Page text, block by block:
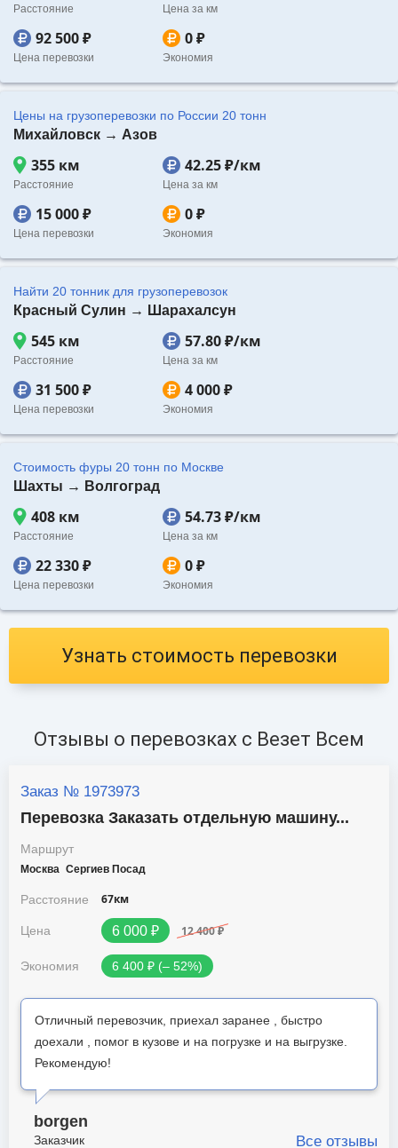
Расстояние Цена за км
92 500 ₽
Цена перевозки
0 ₽
Экономия
Цены на грузоперевозки по России 20 тонн
Михайловск → Азов
355 км
Расстояние
42.25 ₽/км
Цена за км
15 000 ₽
Цена перевозки
0 ₽
Экономия
Найти 20 тонник для грузоперевозок
Красный Сулин → Шарахалсун
545 км
Расстояние
57.80 ₽/км
Цена за км
31 500 ₽
Цена перевозки
4 000 ₽
Экономия
Стоимость фуры 20 тонн по Москве
Шахты → Волгоград
408 км
Расстояние
54.73 ₽/км
Цена за км
22 330 ₽
Цена перевозки
0 ₽
Экономия
Узнать стоимость перевозки
Отзывы о перевозках c Везет Всем
Заказ № 1973973
Перевозка Заказать отдельную машину...
Маршрут
Москва Сергиев Посад
Расстояние 67км
Цена 6 000 ₽ 12 400 ₽
Экономия 6 400 ₽ (‒ 52%)
Отличный перевозчик, приехал заранее , быстро
доехали , помог в кузове и на погрузке и на выгрузке.
Рекомендую!
borgen
Заказчик Все отзывы